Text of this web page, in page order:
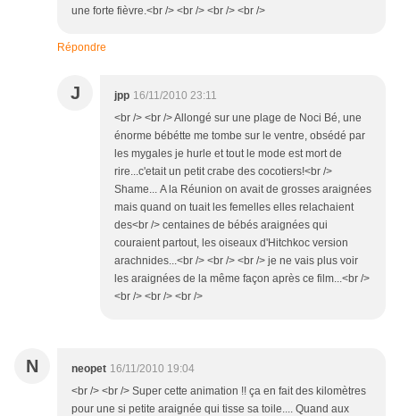
une forte fièvre.<br /> <br /> <br /> <br />
Répondre
J jpp 16/11/2010 23:11
<br /> <br /> Allongé sur une plage de Noci Bé, une
énorme bébétte me tombe sur le ventre, obsédé par
les mygales je hurle et tout le mode est mort de
rire...c'etait un petit crabe des cocotiers!<br />
Shame... A la Réunion on avait de grosses araignées
mais quand on tuait les femelles elles relachaient
des<br /> centaines de bébés araignées qui
couraient partout, les oiseaux d'Hitchkoc version
arachnides...<br /> <br /> <br /> je ne vais plus voir
les araignées de la même façon après ce film...<br />
<br /> <br /> <br />
N neopet 16/11/2010 19:04
<br /> <br /> Super cette animation !! ça en fait des kilomètres
pour une si petite araignée qui tisse sa toile.... Quand aux